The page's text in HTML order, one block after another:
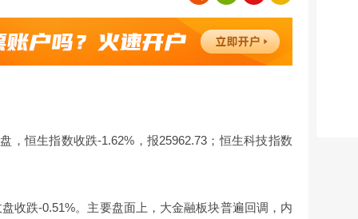
，恒生指数收跌-1.62%，报25962.73；恒生科技指数
收跌-0.51%。主要盘面上，大金融板块普遍回调，内